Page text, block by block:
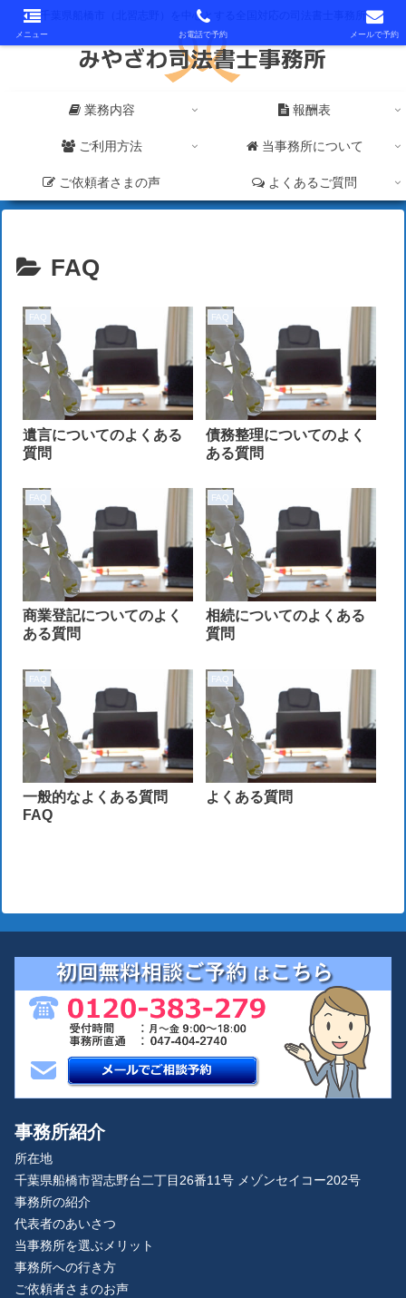
千葉県船橋市（北習志野）を中心とする全国対応の司法書士事務所
業務内容 報酬表
ご利用方法 当事務所について
ご依頼者さまの声 よくあるご質問
FAQ
FAQ
遺言についてのよくある
質問
FAQ
債務整理についてのよく
ある質問
FAQ
商業登記についてのよく
ある質問
FAQ
相続についてのよくある
質問
FAQ
一般的なよくある質問
FAQ
FAQ
よくある質問
事務所紹介
所在地
千葉県船橋市習志野台二丁目26番11号 メゾンセイコー202号
事務所の紹介
代表者のあいさつ
当事務所を選ぶメリット
事務所への行き方
ご依頼者さまのお声
メニュー お電話で予約 メールで予約